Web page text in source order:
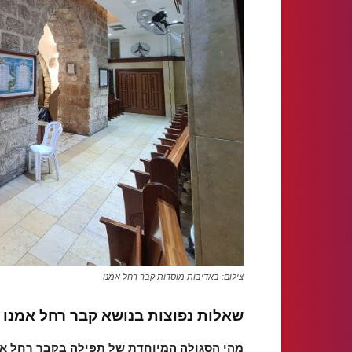
צילום: באדיבות מוסדות קבר רחל אמנו
שאלות נפוצות בנושא קבר רחל אמנו
מהי הסגולה המיוחדת של תפילה בקבר רחל